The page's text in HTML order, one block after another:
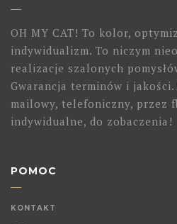
OH MY CAT! To kolor,
indywidualizm. To niczym
realizacje szalonych
Gwarancja terminów i
mailowy, telefoniczny, przez
indywidualne, do zobaczenia!
POMOC
KONTAKT